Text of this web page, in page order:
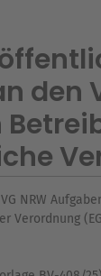
den
NRW
Verordnung